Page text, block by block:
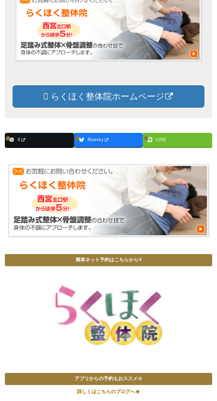
らくほく整体院ホームページ
X Bluesky LINE
簡単ネット予約はこちらから☟
アプリからの予約もおススメ☆
詳しくはこちらのブログへ★